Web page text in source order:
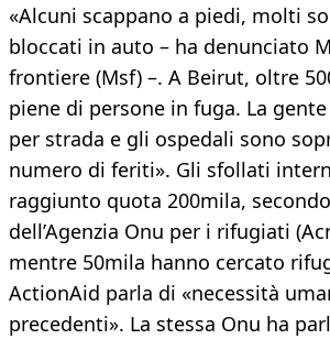
«Alcuni scappano a piedi, molti
bloccati in auto – ha denunciato
frontiere (Msf) –. A Beirut, oltre
piene di persone in fuga. La
per strada e gli ospedali sono
numero di feriti». Gli sfollati
raggiunto quota 200mila,
dell’Agenzia Onu per i rifugiati
mentre 50mila hanno cercato
ActionAid parla di «necessità
precedenti». La stessa Onu ha